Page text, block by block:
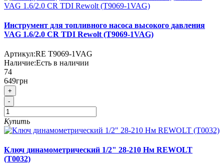
Инструмент для топливного насоса высокого давления
VAG 1.6/2.0 CR TDI Rewolt (T9069-1VAG)
Артикул:RE T9069-1VAG
Наличие:Есть в наличии
74
649грн
+
-
Купить
Ключ динамометрический 1/2" 28-210 Нм REWOLT
(T0032)